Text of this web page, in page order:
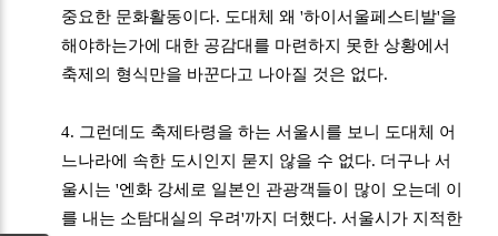
중요한 문화활동이다. 도대체 왜 '하이서울페스티발'을
해야하는가에 대한 공감대를 마련하지 못한 상황에서
축제의 형식만을 바꾼다고 나아질 것은 없다.
4. 그런데도 축제타령을 하는 서울시를 보니 도대체 어
느나라에 속한 도시인지 묻지 않을 수 없다. 더구나 서
울시는 '엔화 강세로 일본인 관광객들이 많이 오는데 이
를 내는 소탐대실의 우려'까지 더했다. 서울시가 지적한